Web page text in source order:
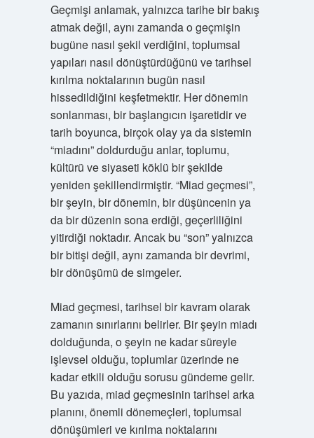
Geçmişi anlamak, yalnızca tarihe bir bakış
atmak değil, aynı zamanda o geçmişin
bugüne nasıl şekil verdiğini, toplumsal
yapıları nasıl dönüştürdüğünü ve tarihsel
kırılma noktalarının bugün nasıl
hissedildiğini keşfetmektir. Her dönemin
sonlanması, bir başlangıcın işaretidir ve
tarih boyunca, birçok olay ya da sistemin
“miadını” doldurduğu anlar, toplumu,
kültürü ve siyaseti köklü bir şekilde
yeniden şekillendirmiştir. “Miad geçmesi”,
bir şeyin, bir dönemin, bir düşüncenin ya
da bir düzenin sona erdiği, geçerliliğini
yitirdiği noktadır. Ancak bu “son” yalnızca
bir bitişi değil, aynı zamanda bir devrimi,
bir dönüşümü de simgeler.
Miad geçmesi, tarihsel bir kavram olarak
zamanın sınırlarını belirler. Bir şeyin miadı
dolduğunda, o şeyin ne kadar süreyle
işlevsel olduğu, toplumlar üzerinde ne
kadar etkili olduğu sorusu gündeme gelir.
Bu yazıda, miad geçmesinin tarihsel arka
planını, önemli dönemeçleri, toplumsal
dönüşümleri ve kırılma noktalarını